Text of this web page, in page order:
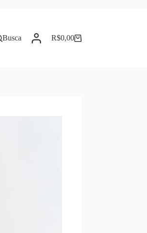
Busca Carrinho
R$0,00